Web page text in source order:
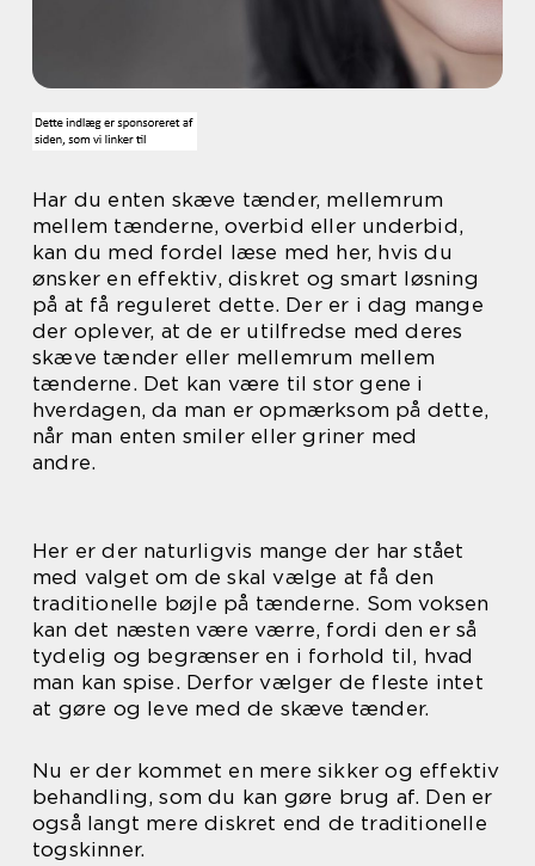
Har du enten skæve tænder, mellemrum
mellem tænderne, overbid eller underbid,
kan du med fordel læse med her, hvis du
ønsker en effektiv, diskret og smart løsning
på at få reguleret dette. Der er i dag mange
der oplever, at de er utilfredse med deres
skæve tænder eller mellemrum mellem
tænderne. Det kan være til stor gene i
hverdagen, da man er opmærksom på dette,
når man enten smiler eller griner med
andre.
Her er der naturligvis mange der har stået
med valget om de skal vælge at få den
traditionelle bøjle på tænderne. Som voksen
kan det næsten være værre, fordi den er så
tydelig og begrænser en i forhold til, hvad
man kan spise. Derfor vælger de fleste intet
at gøre og leve med de skæve tænder.
Nu er der kommet en mere sikker og effektiv
behandling, som du kan gøre brug af. Den er
også langt mere diskret end de traditionelle
togskinner.